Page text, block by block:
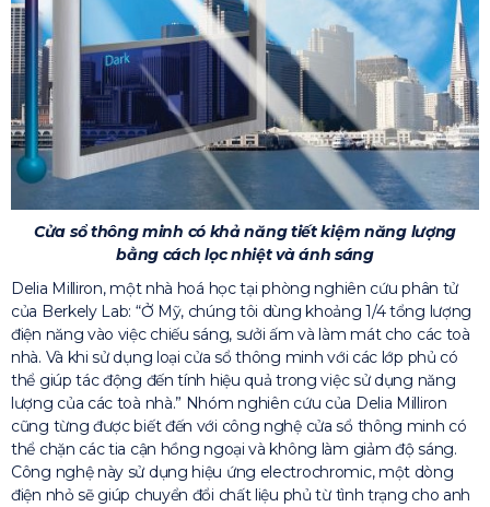
Cửa sổ thông minh có khả năng tiết kiệm năng lượng
bằng cách lọc nhiệt và ánh sáng
Delia Milliron, một nhà hoá học tại phòng nghiên cứu phân tử
của Berkely Lab: “Ở Mỹ, chúng tôi dùng khoảng 1/4 tổng lượng
điện năng vào việc chiếu sáng, sưởi ấm và làm mát cho các toà
nhà. Và khi sử dụng loại cửa sổ thông minh với các lớp phủ có
thể giúp tác động đến tính hiệu quả trong việc sử dụng năng
lượng của các toà nhà.” Nhóm nghiên cứu của Delia Milliron
cũng từng được biết đến với công nghệ cửa sổ thông minh có
thể chặn các tia cận hồng ngoại và không làm giảm độ sáng.
Công nghệ này sử dụng hiệu ứng electrochromic, một dòng
điện nhỏ sẽ giúp chuyển đổi chất liệu phủ từ tình trạng cho anh